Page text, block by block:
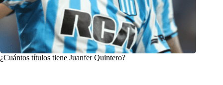
¿Cuántos títulos tiene Juanfer Quintero?